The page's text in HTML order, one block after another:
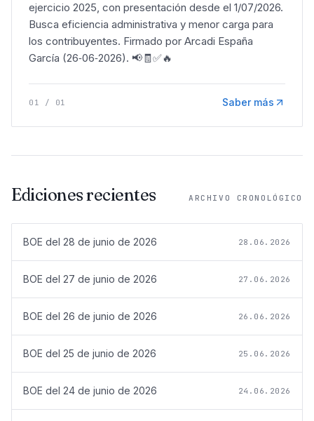
ejercicio 2025, con presentación desde el 1/07/2026.
Busca eficiencia administrativa y menor carga para
los contribuyentes. Firmado por Arcadi España
García (26‑06‑2026). 📢🧾✅🔥
01 / 01 Saber más
Ediciones recientes ARCHIVO CRONOLÓGICO
BOE del 28 de junio de 2026 28.06.2026
BOE del 27 de junio de 2026 27.06.2026
BOE del 26 de junio de 2026 26.06.2026
BOE del 25 de junio de 2026 25.06.2026
BOE del 24 de junio de 2026 24.06.2026